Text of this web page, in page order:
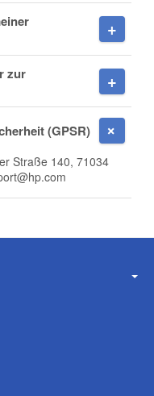
zur
(GPSR)
Straße 140, 71034